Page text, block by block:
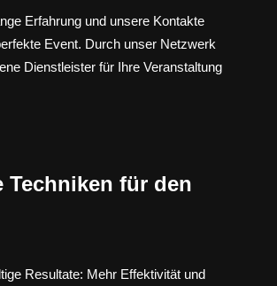
Erfahrung und unsere Kontakte
Event. Durch unser Netzwerk
Dienstleister für Ihre Veranstaltung
Techniken für den
Resultate: Mehr Effektivität und